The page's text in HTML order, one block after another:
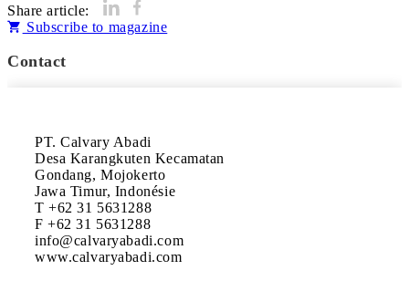
Share article:
Subscribe to magazine
Contact
PT. Calvary Abadi
Desa Karangkuten Kecamatan
Gondang, Mojokerto
Jawa Timur, Indonésie
T +62 31 5631288
F +62 31 5631288
info@calvaryabadi.com
www.calvaryabadi.com